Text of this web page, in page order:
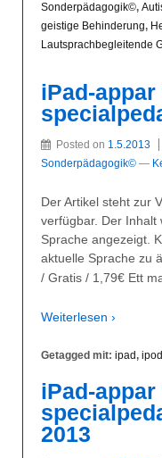
Sonderpädagogik©,
geistige Behinderung,
Lautsprachbegleitende
iPad-
Posted on 1.5.2013
Sonderpädagogik© —
Der Artikel steht zur
verfügbar. Der Inhalt
Sprache angezeigt.
aktuelle Sprache zu
/ Gratis / 1,79€ Ett
Weiterlesen ›
Getagged mit: ipad, ipod
iPad-
2013